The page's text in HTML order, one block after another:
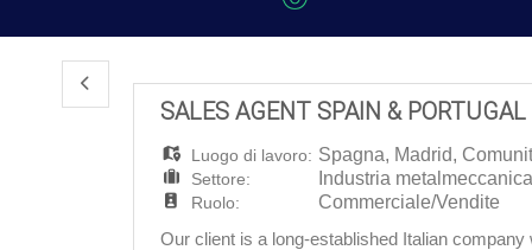
SALES AGENT SPAIN & PORTUGAL
Luogo di lavoro: Spagna, Madrid,
Settore: Industria metalmeccanica
Ruolo:
Commerciale/Vendite
Our client is a long-established Italian